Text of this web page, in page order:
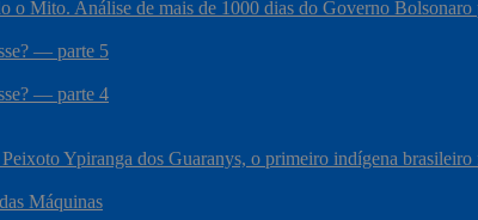
o Mito. Análise de mais de 1000 dias do Governo
— parte 5
— parte 4
Ypiranga dos Guaranys, o primeiro indígena
Máquinas